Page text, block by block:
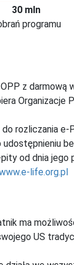
30 mln
programu
z darmową
Organizacje
do rozliczania
od dnia jego
life.org.pl
ma
US